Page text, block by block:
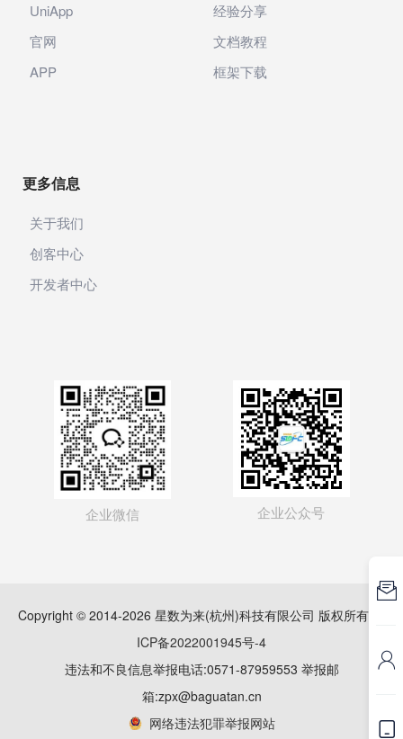
UniApp
官网
APP
经验分享
文档教程
框架下载
更多信息
关于我们
创客中心
开发者中心
企业微信 企业公众号
Copyright © 2014-2026 星数为来(杭州)科技有限公司 版权所有
ICP备2022001945号-4
违法和不良信息举报电话:0571-87959553 举报邮
箱:zpx@baguatan.cn
网络违法犯罪举报网站


